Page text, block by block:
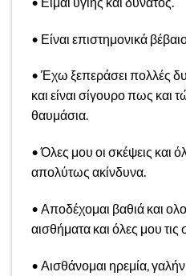
• Είναι επιστημονικά
• Έχω ξεπεράσει πολλές
και είναι σίγουρο πως και
θαυμάσια.
• Όλες μου οι σκέψεις και
απολύτως ακίνδυνα.
• Αποδέχομαι βαθιά και
αισθήματα και όλες μου τις
• Αισθάνομαι ηρεμία,